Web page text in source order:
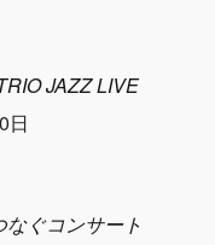
JAZZ LIVE
日
ぐコンサート